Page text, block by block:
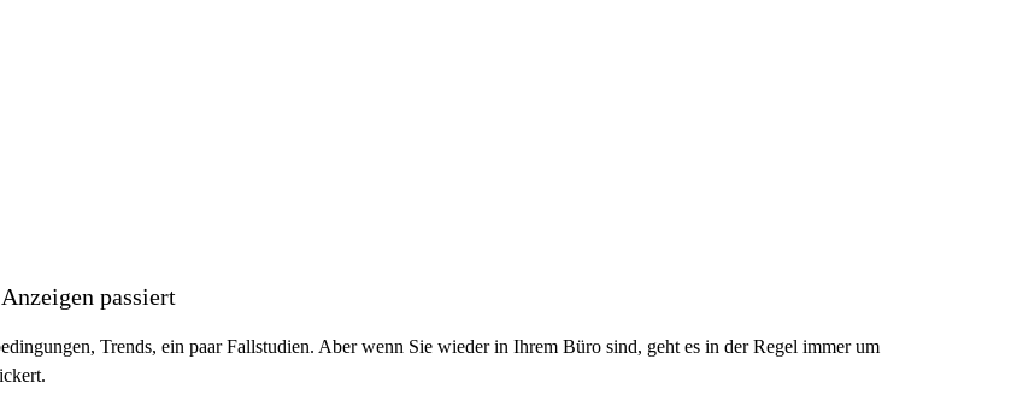
passiert
Trends, ein paar Fallstudien. Aber wenn Sie wieder in Ihrem Büro sind, geht es in der Regel immer um